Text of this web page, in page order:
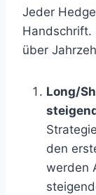
Jeder
Handschrift.
über
Long/
den
werden